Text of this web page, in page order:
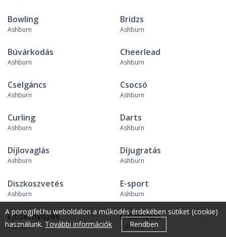
Bowling
Ashburn
Bridzs
Ashburn
Búvárkodás
Ashburn
Cheerlead
Ashburn
Cselgáncs
Ashburn
Csocsó
Ashburn
Curling
Ashburn
Darts
Ashburn
Díjlovaglás
Ashburn
Díjugratás
Ashburn
Diszkoszvetés
Ashburn
E-sport
Ashburn
Ejtőernyőzés
Ashburn
Erőemelés
Ashburn
A porogjfel.hu weboldalon a működés érdekében sütiket (cookie)
használunk. További információk Rendben